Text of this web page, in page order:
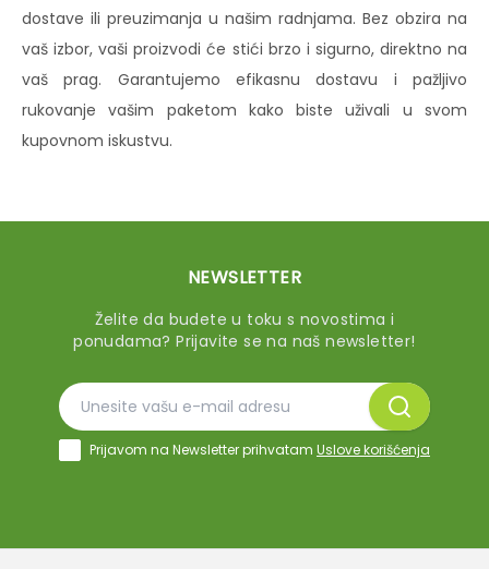
dostave ili preuzimanja u našim radnjama. Bez obzira na
vaš izbor, vaši proizvodi će stići brzo i sigurno, direktno na
vaš prag. Garantujemo efikasnu dostavu i pažljivo
rukovanje vašim paketom kako biste uživali u svom
kupovnom iskustvu.
NEWSLETTER
Želite da budete u toku s novostima i
ponudama? Prijavite se na naš newsletter!
Prijavom na Newsletter prihvatam Uslove korišćenja